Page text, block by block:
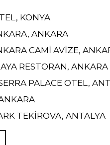
KONYA
ANKARA
CAMİ AVİZE,
RESTORAN, ANKARA
PALACE OTEL,
TEKİROVA, ANTALYA